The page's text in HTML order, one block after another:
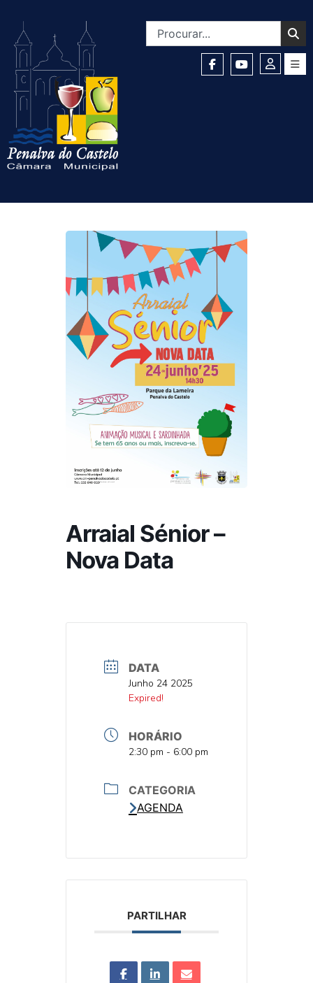
Arraial Sénior –
Nova Data
DATA
DATAJunho 24 2025
DATAExpired!
HORÁRIO
HORA
2:30 pm - 6:00 pm
CATEGORIA
AGENDA
PARTILHAR